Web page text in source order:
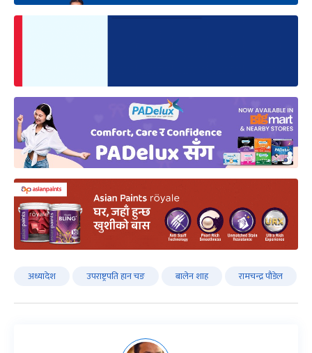
अध्यादेश उपराष्ट्रपति हान चङ बालेन शाह रामचन्द्र पौडेल